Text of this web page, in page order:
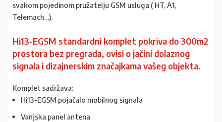
svakom pojedinom pružatelju GSM usluga ( HT, A1,
Telemach…).
Hi13-EGSM standardni komplet pokriva do 300m2
prostora bez pregrada, ovisi o jačini dolaznog
signala i dizajnerskim značajkama vašeg objekta.
Komplet sadržava:
Hi13-EGSM pojačalo mobilnog signala
Vanjska panel antena